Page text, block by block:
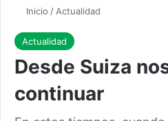
Inicio / Actualidad
Actualidad
Desde Suiza
continuar